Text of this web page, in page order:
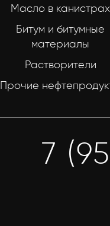
Масло в канистрах
Битум и битумные
материалы
Растворители
Прочие
7